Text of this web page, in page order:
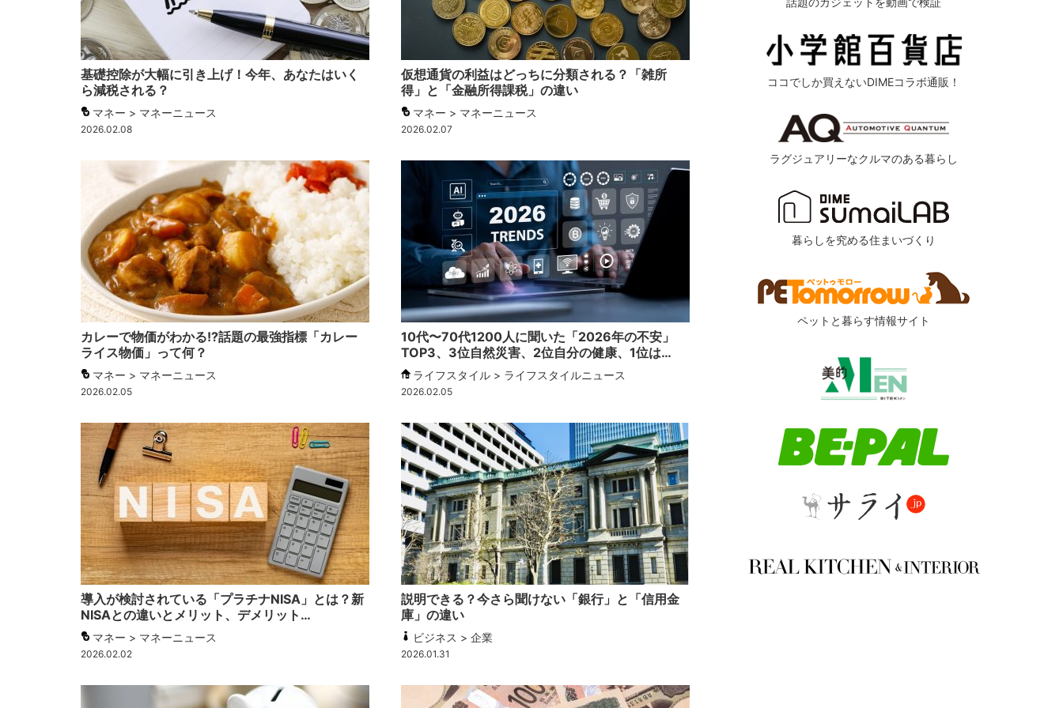
基礎控除が大幅に引き上げ！今年、あなたはいく
ら減税される？
マネー > マネーニュース
2026.02.08
仮想通貨の利益はどっちに分類される？「雑所
得」と「金融所得課税」の違い
マネー > マネーニュース
2026.02.07
カレーで物価がわかる!?話題の最強指標「カレー
ライス物価」って何？
マネー > マネーニュース
2026.02.05
10代〜70代1200人に聞いた「2026年の不安」
TOP3、3位自然災害、2位自分の健康、1位は…
ライフスタイル > ライフスタイルニュース
2026.02.05
導入が検討されている「プラチナNISA」とは？新
NISAとの違いとメリット、デメリット…
マネー > マネーニュース
2026.02.02
説明できる？今さら聞けない「銀行」と「信用金
庫」の違い
ビジネス > 企業
2026.01.31
ココでしか買えないDIMEコラボ通販！
ラグジュアリーなクルマのある暮らし
暮らしを究める住まいづくり
ペットと暮らす情報サイト